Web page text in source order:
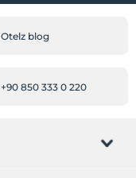
Otelz blog
+90 850 333 0 220